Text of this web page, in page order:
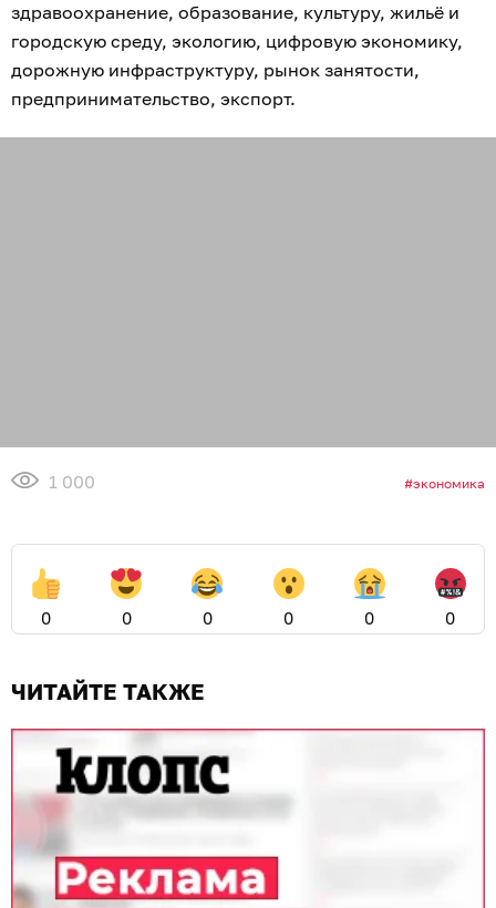
здравоохранение, образование, культуру, жильё и
городскую среду, экологию, цифровую экономику,
дорожную инфраструктуру, рынок занятости,
предпринимательство, экспорт.
1 000 экономика
0 0 0 0 0 0
ЧИТАЙТЕ ТАКЖЕ